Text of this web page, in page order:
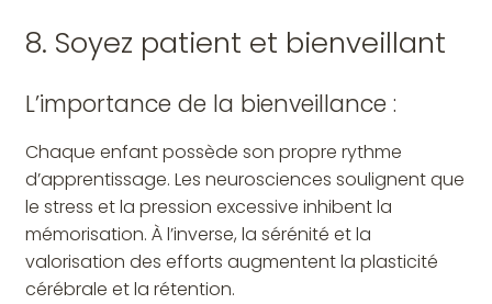
8. Soyez patient et bienveillant
L’importance de la bienveillance :
Chaque enfant possède son propre rythme
d’apprentissage. Les neurosciences soulignent que
le stress et la pression excessive inhibent la
mémorisation. À l’inverse, la sérénité et la
valorisation des efforts augmentent la plasticité
cérébrale et la rétention.